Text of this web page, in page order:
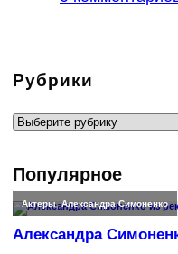
Рубрики
Рубрики
Популярное
Актеры,Александра Симоненко
Александра